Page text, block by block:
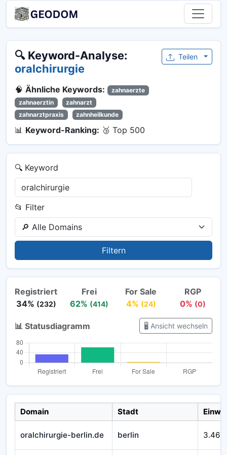
🔍 Keyword-Analyse:
oralchirurgie
🧠 Ähnliche Keywords:
zahnaerzte
zahnaerztin
zahnarzt
zahnarztpraxis
zahnheilkunde
📊 Keyword-Ranking: 🥉 Top 500
Teilen
🔍 Keyword
📂 Filter
Filtern
Registriert
34% (232)
Frei
62% (414)
For Sale
4% (24)
RGP
0% (0)
📊 Statusdiagramm 🖥️ Ansicht wechseln
Domain Stadt
oralchirurgie-berlin.de berlin